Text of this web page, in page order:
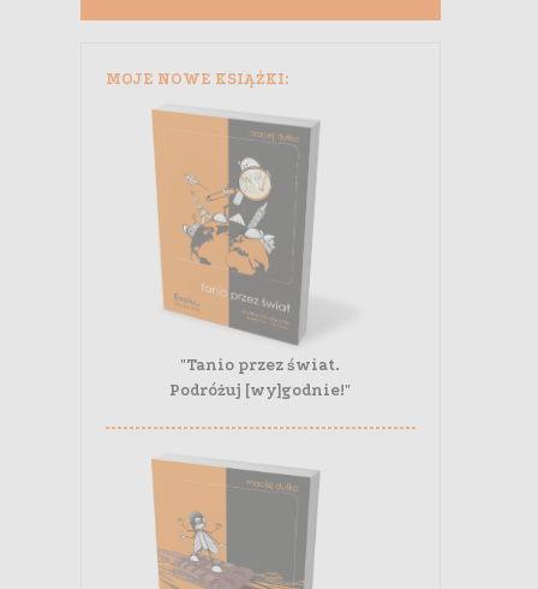
MOJE NOWE KSIĄŻKI:
"Tanio przez świat.
Podróżuj [wy]godnie!"